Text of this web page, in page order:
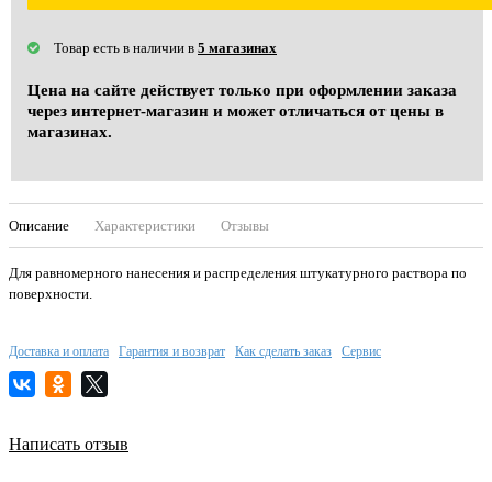
Товар есть в наличии в 5 магазинах
Цена на сайте действует только при оформлении заказа
через интернет-магазин и может отличаться от цены в
магазинах.
Описание Характеристики Отзывы
Для равномерного нанесения и распределения штукатурного раствора по
поверхности.
Доставка и оплата Гарантия и возврат Как сделать заказ Сервис
Написать отзыв